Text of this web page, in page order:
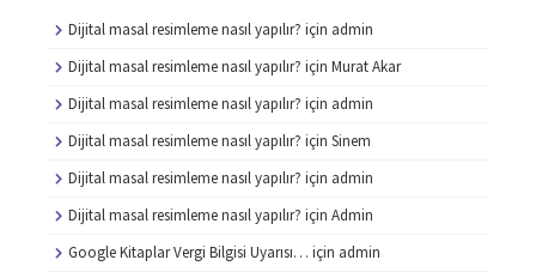
Dijital masal resimleme nasıl yapılır? için admin
Dijital masal resimleme nasıl yapılır? için Murat Akar
Dijital masal resimleme nasıl yapılır? için admin
Dijital masal resimleme nasıl yapılır? için Sinem
Dijital masal resimleme nasıl yapılır? için admin
Dijital masal resimleme nasıl yapılır? için Admin
Google Kitaplar Vergi Bilgisi Uyarısı… için admin